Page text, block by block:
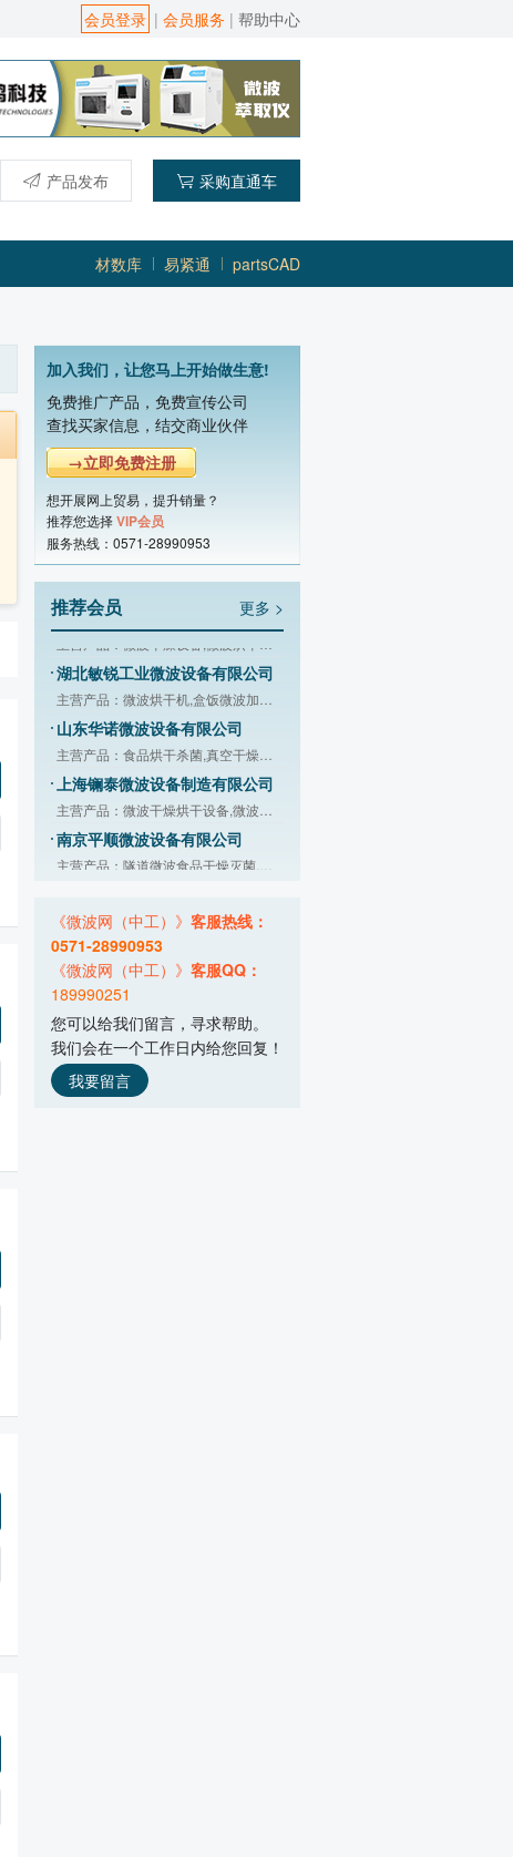
会员登录 | 会员服务 | 帮助中心
产品发布 采购直通车
材数库 易紧通 partsCAD
加入我们，让您马上开始做生意!
免费推广产品，免费宣传公司
查找买家信息，结交商业伙伴
→立即免费注册
想开展网上贸易，提升销量？
推荐您选择VIP会员
服务热线：0571-28990953
推荐会员 更多 >
佛山市纽睿科技有限公司
深圳市视麦电气技术有限公司
南京汇研微波系统工程有限公司
主营产品：8KW分体式微波发生,微波超声
广州沃斯特科技装备有限公司
主营产品：微波干燥设备,微波烘干设备,
湖北敏锐工业微波设备有限公司
山东华诺微波设备有限公司
上海镧泰微波设备制造有限公司
南京平顺微波设备有限公司
湖南频动科技有限公司
主营产品：固态微波,射频技术
郑州菲利特智能装备有限公司
北京祥鹄科技发展有限公司
主营产品：微波化学仪器,实验室设备
《微波网（中工）》 客服热线：
0571-28990953
《微波网（中工）》 客服QQ：
189990251
您可以给我们留言，寻求帮助。
我们会在一个工作日内给您回复！
我要留言